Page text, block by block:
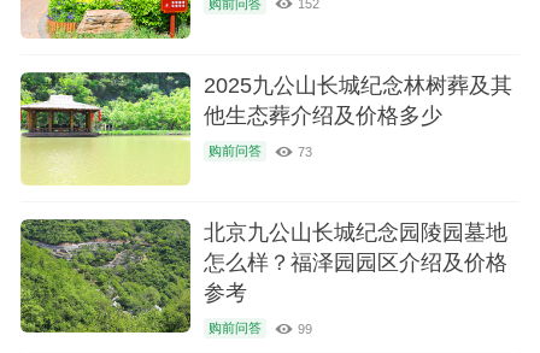
购前问答 152
2025九公山长城纪念林树葬及其
他生态葬介绍及价格多少
购前问答 73
北京九公山长城纪念园陵园墓地
怎么样？福泽园园区介绍及价格
参考
购前问答 99